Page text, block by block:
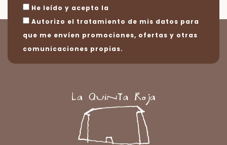
He leído y acepto la
Autorizo el tratamiento de mis datos para
que me envíen promociones, ofertas y otras
comunicaciones propias.